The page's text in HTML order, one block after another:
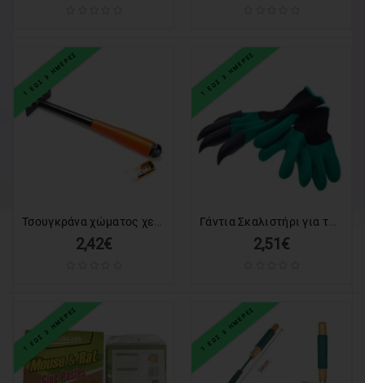
1 ΕΩΣ 3 ΗΜΕΡΕΣ
2,42€
1 ΕΩΣ 3 ΗΜΕΡΕΣ
Γάντια Σκαλιστήρι για τον Κήπο
2,51€
1 ΕΩΣ 3 ΗΜΕΡΕΣ 1 ΕΩΣ 3 ΗΜΕΡΕΣ